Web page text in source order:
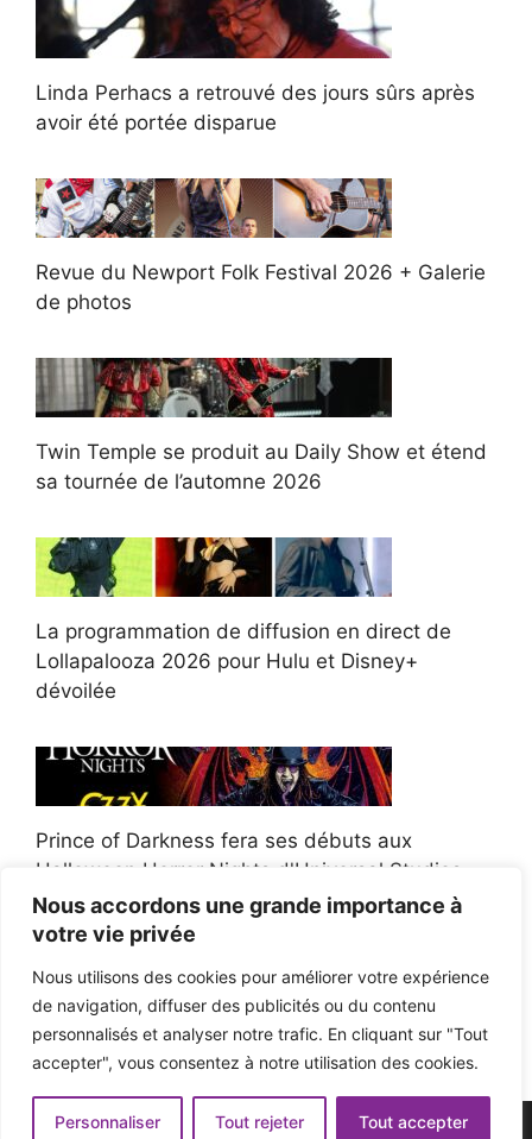
Nous accordons une grande importance à
votre vie privée
Nous utilisons des cookies pour améliorer votre expérience
de navigation, diffuser des publicités ou du contenu
personnalisés et analyser notre trafic. En cliquant sur "Tout
accepter", vous consentez à notre utilisation des cookies.
Personnaliser Tout rejeter Tout accepter
Linda Perhacs a retrouvé des jours sûrs après
avoir été portée disparue
Revue du Newport Folk Festival 2026 + Galerie
de photos
Twin Temple se produit au Daily Show et étend
sa tournée de l’automne 2026
La programmation de diffusion en direct de
Lollapalooza 2026 pour Hulu et Disney+
dévoilée
Prince of Darkness fera ses débuts aux
Halloween Horror Nights d'Universal Studios
Afroman poursuit un policier de l'Ohio après la
victoire du jury en diffamation